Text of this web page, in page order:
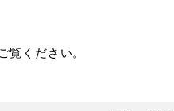
覧ください。